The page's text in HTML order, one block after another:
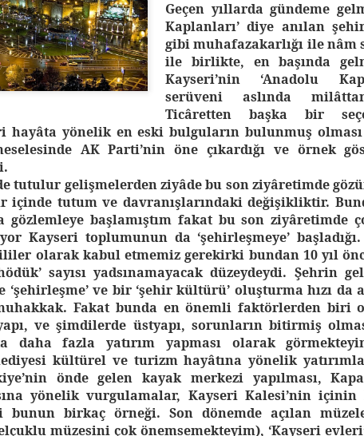
Geçen yıllarda gündeme
Kaplanları’ diye anılan
gibi muhafazakarlığı ile nâm
ile birlikte, en başında
Kayseri’nin ‘Anadolu
serüveni aslında
Ticâretten başka bir
hayâta yönelik en eski bulguların bulunmuş
AK Parti’nin öne çıkardığı ve örnek
tutulur gelişmelerden ziyâde bu son ziyâretimde
içinde tutum ve davranışlarındaki değişikliktir.
gözlemleye başlamıştım fakat bu son ziyâretimde
Kayseri toplumunun da ‘şehirleşmeye’
olarak kabul etmemiz gerekirki bundan 10 yıl
sayısı yadsınamayacak düzeydeydi. Şehrin
‘şehirleşme’ ve bir ‘şehir kültürü’ oluşturma hızı
Fakat bunda en önemli faktörlerden biri
ve şimdilerde üstyapı, sorunların bitirmiş
daha fazla yatırım yapması olarak
kültürel ve turizm hayâtına yönelik
önde gelen kayak merkezi yapılması,
yönelik vurgulamalar, Kayseri Kalesi’nin
bunun birkaç örneği. Son dönemde açılan
müzesini çok önemsemekteyim), ‘Kayseri